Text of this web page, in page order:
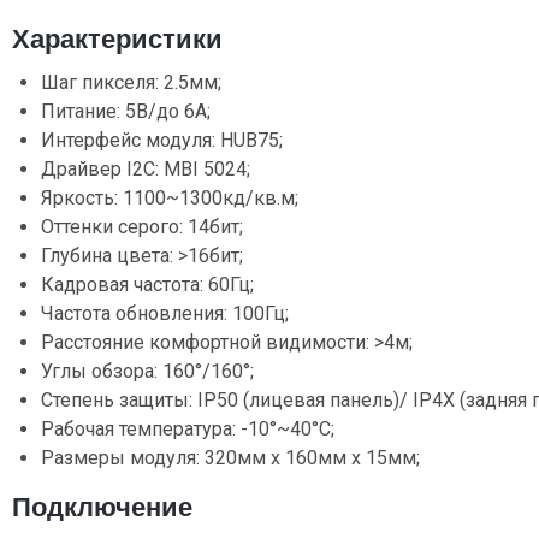
Характеристики
Шаг пикселя: 2.5мм;
Питание: 5В/до 6А;
Интерфейс модуля: HUB75;
Драйвер I2C: MBI 5024;
Яркость: 1100~1300кд/кв.м;
Оттенки серого: 14бит;
Глубина цвета: >16бит;
Кадровая частота: 60Гц;
Частота обновления: 100Гц;
Расстояние комфортной видимости: >4м;
Углы обзора: 160°/160°;
Степень защиты: IP50 (лицевая панель)/ IP4X (задняя
Рабочая температура: -10°~40°С;
Размеры модуля: 320мм х 160мм х 15мм;
Подключение